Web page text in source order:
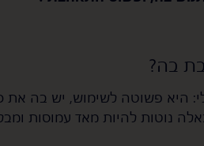
בה?
היא פשוטה לשימוש, יש בה את
נוטות להיות מאד עמוסות